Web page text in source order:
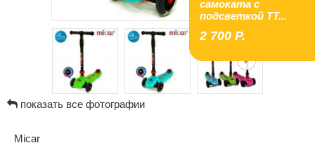
показать все фотографии
Micar
самоката с
подсветкой TT...
2 700 P.